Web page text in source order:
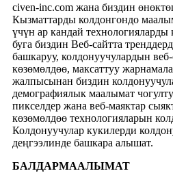
civen-inc.com жана биздин
Кызматтарды колдонгондо
үчүн ар кандай
буга биздин Веб-сайтта
башкаруу, колдонуучулардын
көзөмөлдөө, максаттуу
жалпысынан биздин
демографиялык маалымат
пикселдер жана веб-маяктар
көзөмөлдөө технологияларын
Колдонуучулар кукилерди
деңгээлинде башкара алышат.
БАЛДАРМААЛЫМАТ